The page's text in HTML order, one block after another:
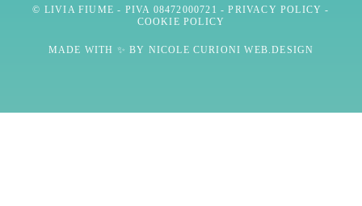
© LIVIA FIUME - PIVA 08472000721 -PRIVACY POLICY -
COOKIE POLICY
MADE WITH ✨ BY NICOLE CURIONI WEB.DESIGN